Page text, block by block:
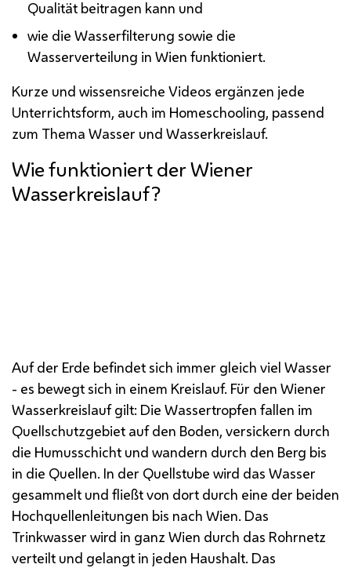
Qualität beitragen kann und
wie die Wasserfilterung sowie die
Wasserverteilung in Wien funktioniert.
Kurze und wissensreiche Videos ergänzen jede
Unterrichtsform, auch im Homeschooling, passend
zum Thema Wasser und Wasserkreislauf.
Wie funktioniert der Wiener
Wasserkreislauf?
Auf der Erde befindet sich immer gleich viel Wasser
- es bewegt sich in einem Kreislauf. Für den Wiener
Wasserkreislauf gilt: Die Wassertropfen fallen im
Quellschutzgebiet auf den Boden, versickern durch
die Humusschicht und wandern durch den Berg bis
in die Quellen. In der Quellstube wird das Wasser
gesammelt und fließt von dort durch eine der beiden
Hochquellenleitungen bis nach Wien. Das
Trinkwasser wird in ganz Wien durch das Rohrnetz
verteilt und gelangt in jeden Haushalt. Das